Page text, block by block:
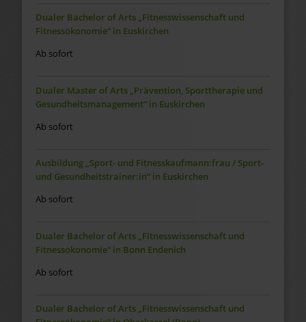
Dualer Bachelor of Arts „Fitnesswissenschaft und
Fitnessökonomie“ in Euskirchen
Ab sofort
Dualer Master of Arts „Prävention, Sporttherapie und
Gesundheitsmanagement“ in Euskirchen
Ab sofort
Ausbildung „Sport- und Fitnesskaufmann:frau / Sport-
und Gesundheitstrainer:in“ in Euskirchen
Ab sofort
Dualer Bachelor of Arts „Fitnesswissenschaft und
Fitnessökonomie“ in Bonn Endenich
Ab sofort
Dualer Bachelor of Arts „Fitnesswissenschaft und